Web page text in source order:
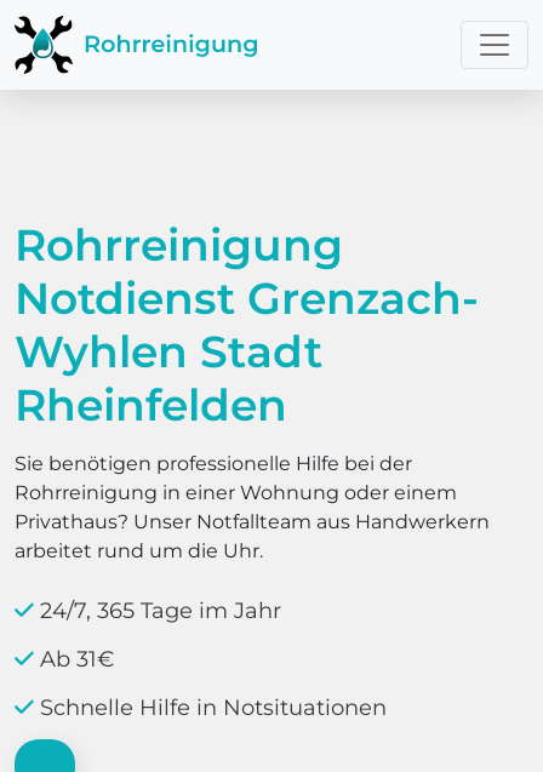
Rohrreinigung
Notdienst Grenzach-
Wyhlen Stadt
Rheinfelden
Sie benötigen professionelle Hilfe bei der
Rohrreinigung in einer Wohnung oder einem
Privathaus? Unser Notfallteam aus Handwerkern
arbeitet rund um die Uhr.
24/7, 365 Tage im Jahr
Ab 31€
Schnelle Hilfe in Notsituationen